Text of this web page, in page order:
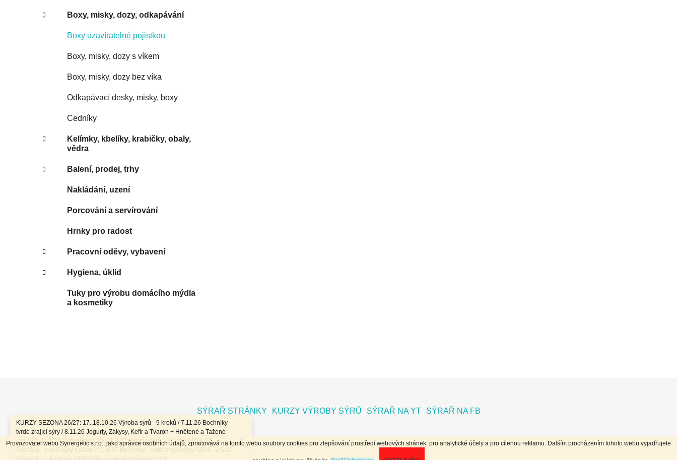
Provozovatel webu Synergetic s.r.o., jako správce osobních údajů, zpracovává na tomto webu soubory cookies pro zlepšování prostředí webových stránek, pro analytické účely a pro cílenou reklamu. Dalším procházením tohoto webu vyjadřujete
KURZY SEZONA 26/27: 17.,18.10.26 Výroba sýrů - 9 kroků / 7.11.26 Bochníky -
tvrdé zrající sýry / 8.11.26 Jogurty, Zákysy, Kefír a Tvaroh + Hnětené a Tažené
sýry/ 23.,24.1.27 Sýry doma / 20.,21.3.27 Výroba sýrů - 9 kroků / 10.4.27
Boxy, misky, dozy, odkapávání
Boxy uzavíratelné pojistkou
Boxy, misky, dozy s víkem
Boxy, misky, dozy bez víka
Odkapávací desky, misky, boxy
Cedníky
Kelímky, kbelíky, krabičky, obaly,
vědra
Balení, prodej, trhy
Nakládání, uzení
Porcování a servírování
Hrnky pro radost
Pracovní oděvy, vybavení
Hygiena, úklid
Tuky pro výrobu domácího mýdla
a kosmetiky
a
SÝRAŘ STRÁNKY KURZY VÝROBY SÝRŮ SÝRAŘ NA YT SÝRAŘ NA FB